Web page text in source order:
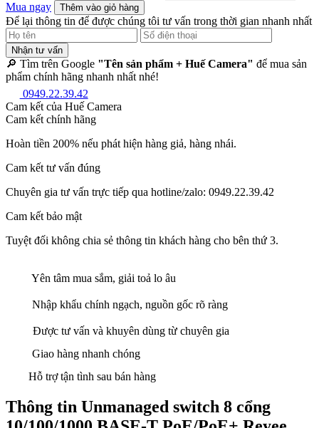
Mua ngay
Thêm vào giỏ hàng
Để lại thông tin để được chúng tôi tư vấn trong thời gian nhanh nhất
Nhận tư vấn
🔎 Tìm trên Google "Tên sản phẩm + Huế Camera" để mua sản
phẩm chính hãng nhanh nhất nhé!
0949.22.39.42
Cam kết của Huế Camera
Cam kết chính hãng
Hoàn tiền 200% nếu phát hiện hàng giả, hàng nhái.
Cam kết tư vấn đúng
Chuyên gia tư vấn trực tiếp qua hotline/zalo: 0949.22.39.42
Cam kết bảo mật
Tuyệt đối không chia sẻ thông tin khách hàng cho bên thứ 3.
Yên tâm mua sắm, giải toả lo âu
Nhập khẩu chính ngạch, nguồn gốc rõ ràng
Được tư vấn và khuyên dùng từ chuyên gia
Giao hàng nhanh chóng
Hỗ trợ tận tình sau bán hàng
Thông tin Unmanaged switch 8 cổng